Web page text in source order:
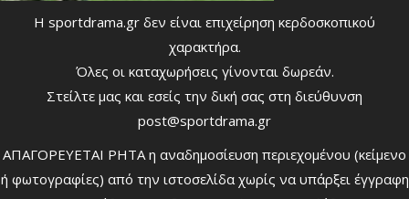
Η sportdrama.gr δεν είναι επιχείρηση κερδοσκοπικού
χαρακτήρα.
Όλες οι καταχωρήσεις γίνονται δωρεάν.
Στείλτε μας και εσείς την δική σας στη διεύθυνση
post@sportdrama.gr
ΑΠΑΓΟΡΕΥΕΤΑΙ ΡΗΤΑ η αναδημοσίευση περιεχομένου (κείμενο
ή φωτογραφίες) από την ιστοσελίδα χωρίς να υπάρξει έγγραφη